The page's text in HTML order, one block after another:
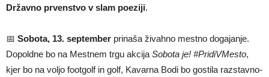
Državno prvenstvo v slam poeziji.
📅 Sobota, 13. september prinaša živahno mestno dogajanje.
Dopoldne bo na Mestnem trgu akcija Sobota je! #PridiVMesto,
kjer bo na voljo footgolf in golf, Kavarna Bodi bo gostila razstavno-